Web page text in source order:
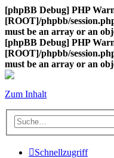
[phpBB Debug] PHP
[ROOT]/phpbb/
must be an array or an
[phpBB Debug] PHP
[ROOT]/phpbb/
must be an array or an
Zum Inhalt
Schnellzugriff